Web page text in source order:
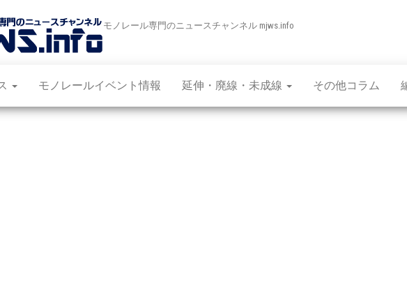
モノレール専門のニュースチャンネル mjws.info
モノレールイベント情報 延伸・廃線・未成線 その他コラム